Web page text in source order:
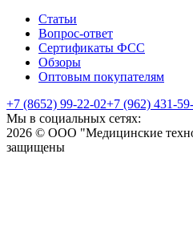
Статьи
Вопрос-ответ
Сертификаты ФСС
Обзоры
Оптовым покупателям
+7 (8652) 99-22-02+7 (962) 431-
Мы в социальных сетях:
2026 © ООО "Медицинские
защищены